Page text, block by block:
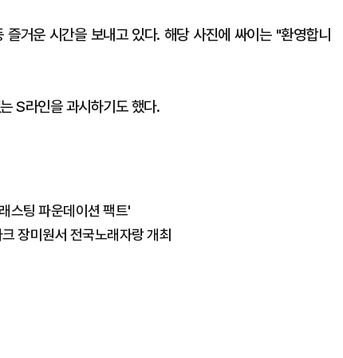
거운 시간을 보내고 있다. 해당 사진에 싸이는 "환영합니
S라인을 과시하기도 했다.
스팅 파운데이션 팩트'
장미원서 전국노래자랑 개최